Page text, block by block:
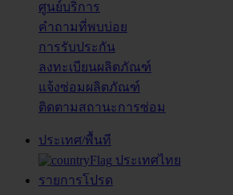
ศูนย์บริการ
คำถามที่พบบ่อย
การรับประกัน
ลงทะเบียนผลิตภัณฑ์
แจ้งซ่อมผลิตภัณฑ์
ติดตามสถานะการซ่อม
ประเทศ/พื้นที
ประเทศไทย
รายการโปรด